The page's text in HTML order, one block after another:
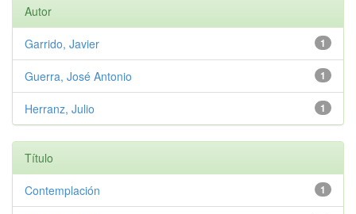
Autor
1
Garrido, Javier
1
Guerra, José Antonio
1
Herranz, Julio
Título
1
Contemplación